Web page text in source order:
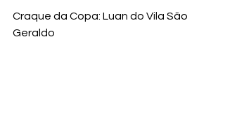
Craque da Copa: Luan do Vila São
Geraldo